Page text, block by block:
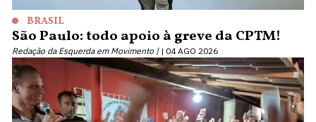
BRASIL
São Paulo: todo apoio à greve da CPTM!
Redação da Esquerda em Movimento | 04 AGO 2026